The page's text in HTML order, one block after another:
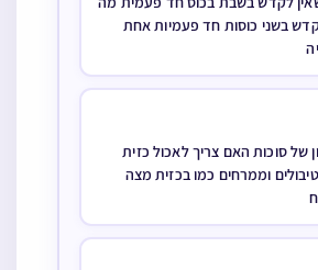
בשני כוסות חד פעמיות אחת
של סוכות האם צריך לאכול כזית
וממרחים כמו בכזית מצה